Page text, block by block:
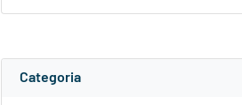
Categoria